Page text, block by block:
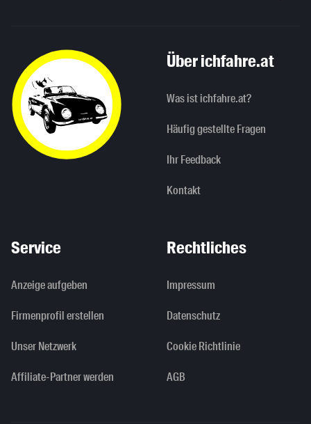
Über ichfahre.at
Was ist ichfahre.at?
Häufig gestellte Fragen
Ihr Feedback
Kontakt
Service
Anzeige aufgeben
Firmenprofil erstellen
Unser Netzwerk
Affiliate-Partner werden
Rechtliches
Impressum
Datenschutz
Cookie Richtlinie
AGB